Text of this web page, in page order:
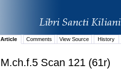
Article Comments View Source History
M.ch.f.5 Scan 121 (61r)